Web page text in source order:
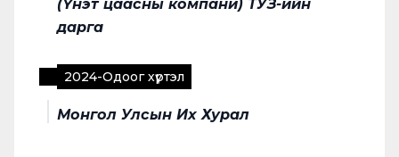
(Үнэт цаасны компани) ТУЗ-ийн
дарга
2024-Одоог хүртэл
Монгол Улсын Их Хурал